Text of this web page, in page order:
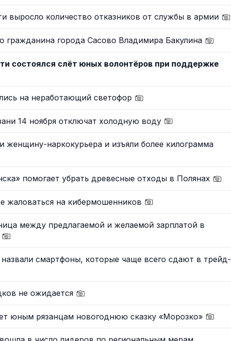
выросло количество отказников от службы в армии
гражданина города Сасово Владимира Бакулина
состоялся слёт юных волонтёров при поддержке
на неработающий светофор
14 ноября отключат холодную воду
женщину-наркокурьера и изъяли более килограмма
помогает убрать древесные отходы в Полянах
жаловаться на кибермошенников
между предлагаемой и желаемой зарплатой в
смартфоны, которые чаще всего сдают в трейд-
не ожидается
юным рязанцам новогоднюю сказку «Морозко»